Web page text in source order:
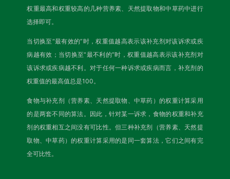
权重最高和权重较高的几种营养素、天然提取物和中草药中进行
选择即可。
当切换至“最有效的”时，权重值越高表示该补充剂对该诉求或疾
病越有效；当切换至“最不利的”时，权重值越高表示该补充剂对
该诉求或疾病越不利。对于任何一种诉求或疾病而言，补充剂的
权重值的最高值总是100。
食物与补充剂（营养素、天然提取物、中草药）的权重计算采用
的是两套不同的算法。因此，针对某一诉求，食物的权重和补充
剂的权重相互之间没有可比性。但三种补充剂（营养素、天然提
取物、中草药）的权重计算采用的是同一套算法，它们之间有完
全可比性。